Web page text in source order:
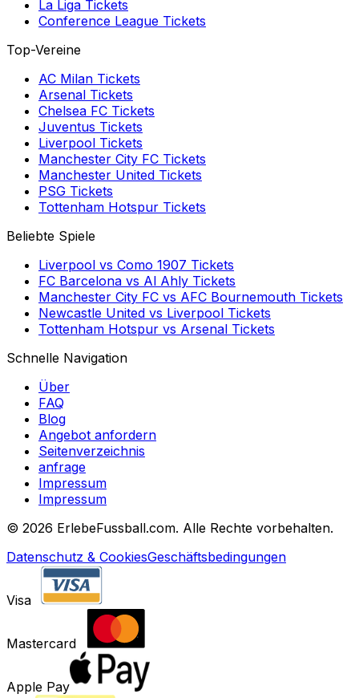
La Liga Tickets
Conference League Tickets
Top-Vereine
AC Milan Tickets
Arsenal Tickets
Chelsea FC Tickets
Juventus Tickets
Liverpool Tickets
Manchester City FC Tickets
Manchester United Tickets
PSG Tickets
Tottenham Hotspur Tickets
Beliebte Spiele
Liverpool vs Como 1907 Tickets
FC Barcelona vs Al Ahly Tickets
Manchester City FC vs AFC Bournemouth Tickets
Newcastle United vs Liverpool Tickets
Tottenham Hotspur vs Arsenal Tickets
Schnelle Navigation
Über
FAQ
Blog
Angebot anfordern
Seitenverzeichnis
anfrage
Impressum
Impressum
© 2026 ErlebeFussball.com. Alle Rechte vorbehalten.
Datenschutz & CookiesGeschäftsbedingungen
Visa
Mastercard
Apple Pay